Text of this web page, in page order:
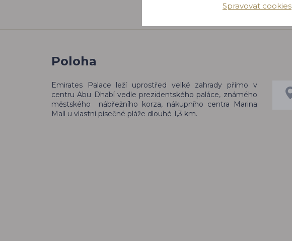
Poloha
Emirates Palace leží uprostřed velké zahrady přímo v
centru Abu Dhabí vedle prezidentského paláce, známého
městského nábřežního korza, nákupního centra Marina
Mall u vlastní písečné pláže dlouhé 1,3 km.
Spravovat cookies